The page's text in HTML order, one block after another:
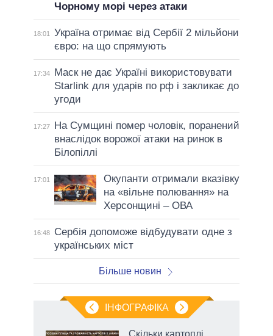
Чорному морі через атаки
18:01 Україна отримає від Сербії 2 мільйони
євро: на що спрямують
17:34
Маск не дає Україні використовувати
Starlink для ударів по рф і закликає до
угоди
17:27
На Сумщині помер чоловік, поранений
внаслідок ворожої атаки на ринок в
Білопіллі
17:01
Окупанти отримали вказівку
на «вільне полювання» на
Херсонщині – ОВА
16:48
Сербія допоможе відбудувати одне з
українських міст
Більше новин
ІНФОГРАФІКА